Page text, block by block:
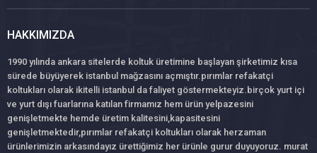
HAKKIMIZDA
1990 yılında ankara sitelerde koltuk üretimine başlayan şirketimiz kısa
sürede büyüyerek istanbul mağzasını açmıştır.pırımlar refakatçi
koltukları olarak ikitelli istanbul da faliyet göstermekteyiz.birçok yurt içi
ve yurt dışı fuarlarına katılan firmamız hem ürün yelpazesini
genişletmekte hemde üretim kalitesini,kapasitesini
genişletmektedir,pırımlar refakatçi koltukları olarak herzaman
ürünlerimizin arkasındayız ürettiğimiz her ürünle gurur duyuyoruz. murat